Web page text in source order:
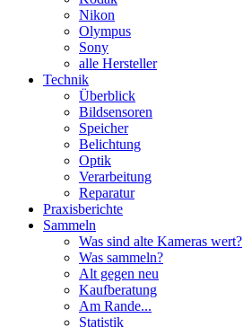
Nikon
Olympus
Sony
alle Hersteller
Technik
Überblick
Bildsensoren
Speicher
Belichtung
Optik
Verarbeitung
Reparatur
Praxisberichte
Sammeln
Was sind alte Kameras wert?
Was sammeln?
Alt gegen neu
Kaufberatung
Am Rande...
Statistik